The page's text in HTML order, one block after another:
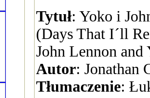
Tytuł: Yoko i
(Days That I´ll
John Lennon and
Autor: Jonathan
Tłumaczenie: